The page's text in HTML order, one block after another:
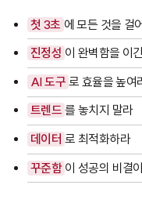
첫 3초 에 모든 것을 걸
진정성 이 완벽함을 이
AI 도구 로 효율을 높여
트렌드 를 놓치지 말라
데이터 로 최적화하라
꾸준함 이 성공의 비결